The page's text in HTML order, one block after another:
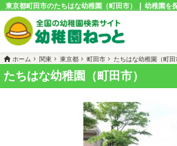
東京都町田市のたちはな幼稚園（町田市） | 幼稚園を
ホーム 関東 東京都 町田市 たちはな幼稚園（町田
たちはな幼稚園（町田市）